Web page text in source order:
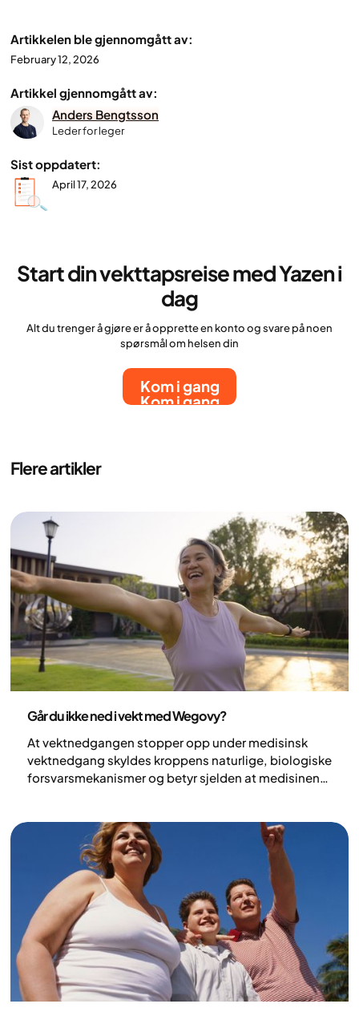
Artikkelen ble gjennomgått av:
February 12, 2026
Artikkel gjennomgått av:
Anders Bengtsson
Leder for leger
Sist oppdatert:
April 17, 2026
Start din vekttapsreise med Yazen i
dag
Alt du trenger å gjøre er å opprette en konto og svare på noen
spørsmål om helsen din
Kom i gang
Kom i gang
Flere artikler
Går du ikke ned i vekt med Wegovy?
At vektnedgangen stopper opp under medisinsk
vektnedgang skyldes kroppens naturlige, biologiske
forsvarsmekanismer og betyr sjelden at medisinen
tid for å spare energi. For mange er det svært
frustrerende når vekten ikke rikker seg med Wegovy,
spesielt hvis man føler at man gjør alt riktig. Det er
viktig å forstå at manglende vekttap på dette
stadiet ikke handler om dårlig disiplin eller mangel
på viljestyrke. Det handler om komplekse
hormonelle systemer. Ved å forstå biologien bak det
som ofte kalles kroppens "set-point", kan du justere
livsstilen din og samarbeide med helsepersonell for
å bryte platået på en sikker måte.